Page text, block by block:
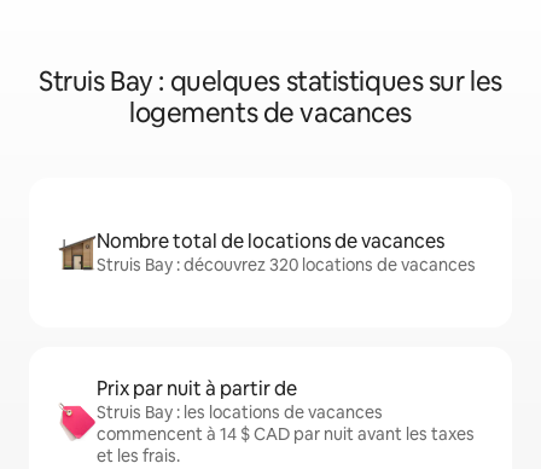
Struis Bay : quelques statistiques sur les
logements de vacances
Nombre total de locations de vacances
Struis Bay : découvrez 320 locations de vacances
Prix par nuit à partir de
Struis Bay : les locations de vacances
commencent à 14 $ CAD par nuit avant les taxes
et les frais.